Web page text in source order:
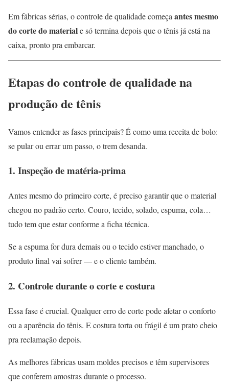
Em fábricas sérias, o controle de qualidade começa antes mesmo
do corte do materiale só termina depois que o tênis já está na
caixa, pronto pra embarcar.
Etapas do controle de qualidade na
produção de tênis
Vamos entender as fases principais? É como uma receita de bolo:
se pular ou errar um passo, o trem desanda.
1. Inspeção de matéria-prima
Antes mesmo do primeiro corte, é preciso garantir que o material
chegou no padrão certo. Couro, tecido, solado, espuma, cola…
tudo tem que estar conforme a ficha técnica.
Se a espuma for dura demais ou o tecido estiver manchado, o
produto final vai sofrer — e o cliente também.
2. Controle durante o corte e costura
Essa fase é crucial. Qualquer erro de corte pode afetar o conforto
ou a aparência do tênis. E costura torta ou frágil é um prato cheio
pra reclamação depois.
As melhores fábricas usam moldes precisos e têm supervisores
que conferem amostras durante o processo.